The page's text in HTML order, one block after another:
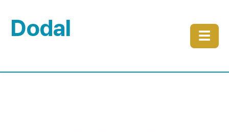
Dodal ☰